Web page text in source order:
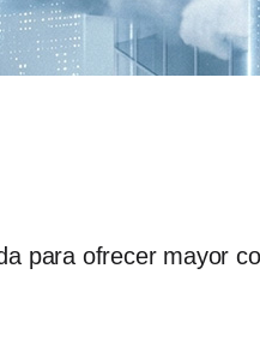
para ofrecer mayor